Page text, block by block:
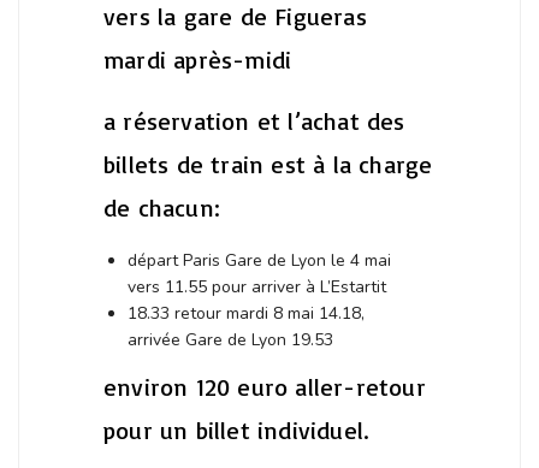
vers la gare de Figueras
mardi après-midi
a réservation et l’achat des
billets de train est à la charge
de chacun:
départ Paris Gare de Lyon le 4 mai
vers 11.55 pour arriver à L’Estartit
18.33 retour mardi 8 mai 14.18,
arrivée Gare de Lyon 19.53
environ 120 euro aller-retour
pour un billet individuel.